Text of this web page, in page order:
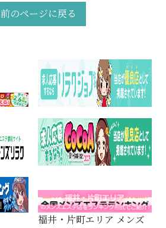
前のページに戻る
福井・片町エリア メンズ